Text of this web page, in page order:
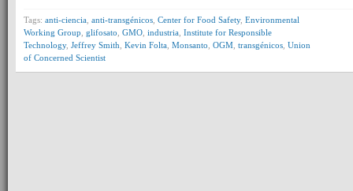
Tags: anti-ciencia anti-transgénicos Center for Food Safety, Environmental
Working Group glifosato GMO industria Institute for Responsible
Technology, Jeffrey Smith Kevin Folta Monsanto OGM transgénicos Union
of Concerned Scientist